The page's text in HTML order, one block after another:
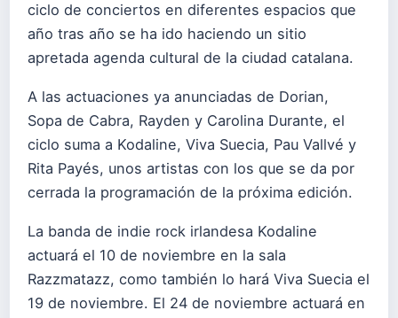
ciclo de conciertos en diferentes espacios que
año tras año se ha ido haciendo un sitio
apretada agenda cultural de la ciudad catalana.
A las actuaciones ya anunciadas de Dorian,
Sopa de Cabra, Rayden y Carolina Durante, el
ciclo suma a Kodaline, Viva Suecia, Pau Vallvé y
Rita Payés, unos artistas con los que se da por
cerrada la programación de la próxima edición.
La banda de indie rock irlandesa Kodaline
actuará el 10 de noviembre en la sala
Razzmatazz, como también lo hará Viva Suecia el
19 de noviembre. El 24 de noviembre actuará en